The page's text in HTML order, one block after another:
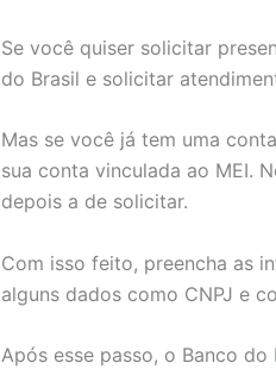
Se você quiser solicitar
do Brasil e solicitar
Mas se você já tem uma
sua conta vinculada ao MEI.
depois a de solicitar.
Com isso feito, preencha as
alguns dados como CNPJ e
Após esse passo, o Banco